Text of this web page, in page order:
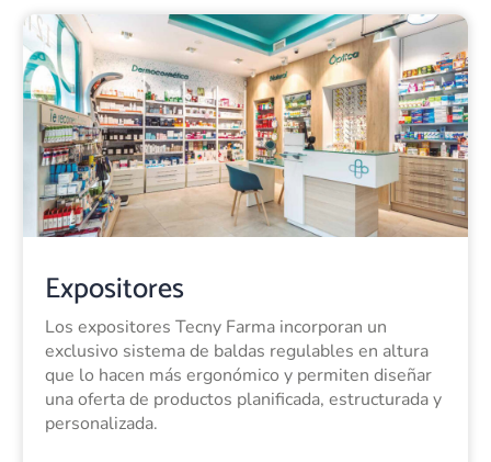
Expositores
Los expositores Tecny Farma incorporan un
exclusivo sistema de baldas regulables en altura
que lo hacen más ergonómico y permiten diseñar
una oferta de productos planificada, estructurada y
personalizada.